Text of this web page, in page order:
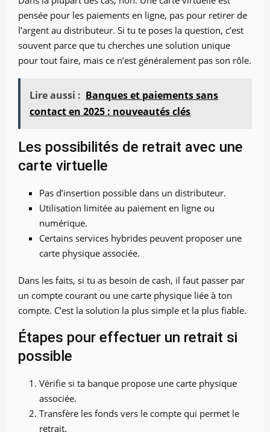
pensée pour les paiements en ligne, pas pour retirer de
l’argent au distributeur. Si tu te poses la question, c’est
souvent parce que tu cherches une solution unique
pour tout faire, mais ce n’est généralement pas son rôle.
Lire aussi : Banques et paiements sans
contact en 2025 : nouveautés clés
Les possibilités de retrait avec une
carte virtuelle
Pas d’insertion possible dans un distributeur.
Utilisation limitée au paiement en ligne ou
numérique.
Certains services hybrides peuvent proposer une
carte physique associée.
Dans les faits, si tu as besoin de cash, il faut passer par
un compte courant ou une carte physique liée à ton
compte. C’est la solution la plus simple et la plus fiable.
Étapes pour effectuer un retrait si
possible
Vérifie si ta banque propose une carte physique
associée.
Transfère les fonds vers le compte qui permet le
retrait.